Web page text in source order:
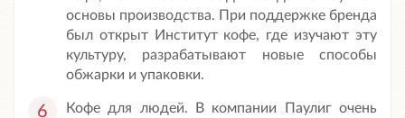
основы производства. При поддержке бренда
был открыт Институт кофе, где изучают эту
культуру, разрабатывают новые способы
обжарки и упаковки.
Кофе для людей. В компании Паулиг очень